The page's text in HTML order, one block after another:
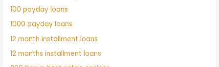
100 payday loans
1000 payday loans
12 month installment loans
12 months installment loans